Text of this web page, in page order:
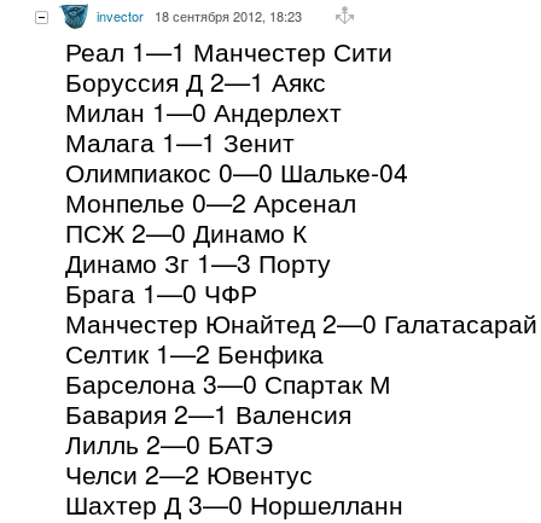
invector 18 сентября 2012, 18:23
Реал 1—1 Манчестер Сити
Боруссия Д 2—1 Аякс
Милан 1—0 Андерлехт
Малага 1—1 Зенит
Олимпиакос 0—0 Шальке-04
Монпелье 0—2 Арсенал
ПСЖ 2—0 Динамо К
Динамо Зг 1—3 Порту
Брага 1—0 ЧФР
Манчестер Юнайтед 2—0 Галатасарай
Селтик 1—2 Бенфика
Барселона 3—0 Спартак М
Бавария 2—1 Валенсия
Лилль 2—0 БАТЭ
Челси 2—2 Ювентус
Шахтер Д 3—0 Норшелланн